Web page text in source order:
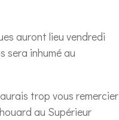
auront lieu vendredi
sera inhumé au
trop vous remercier
au Supérieur